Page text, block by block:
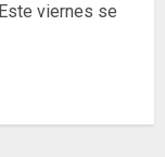
viernes se